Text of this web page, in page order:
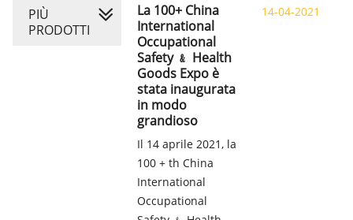
La 100+ China
International
Occupational
Safety ﹠ Health
Goods Expo è
stata inaugurata
in modo
grandioso
Il 14 aprile 2021, la
100 + th China
International
Occupational
14-04-2021
PIÙ
PRODOTTI